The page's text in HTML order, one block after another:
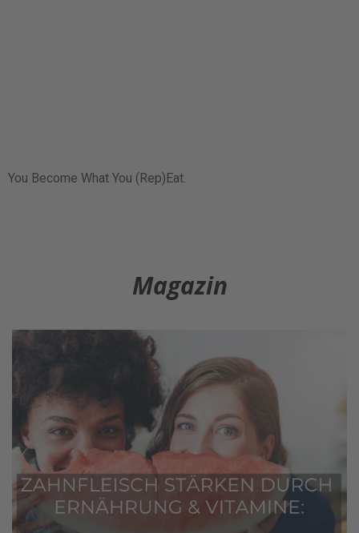
You Become What You (Rep)Eat.
Magazin